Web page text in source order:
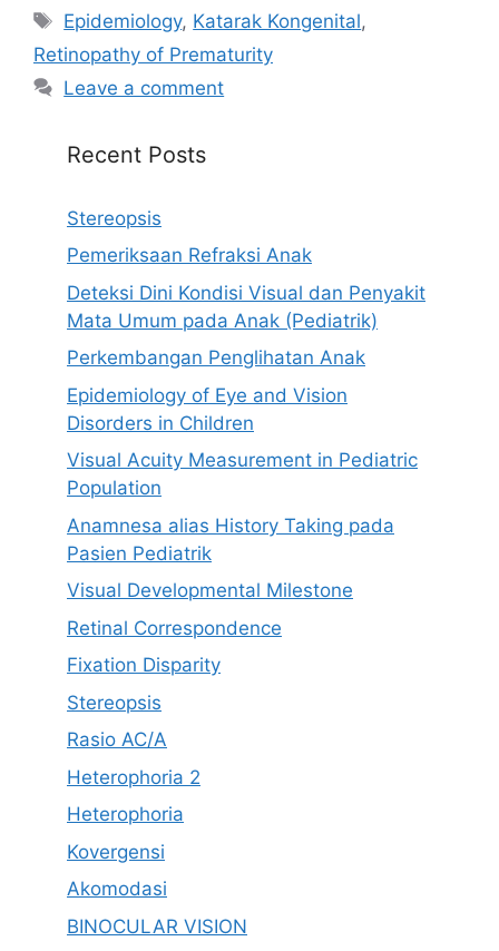
Tags
Epidemiology, Katarak Kongenital,
Retinopathy of Prematurity
Leave a comment
Recent Posts
Stereopsis
Pemeriksaan Refraksi Anak
Deteksi Dini Kondisi Visual dan Penyakit
Mata Umum pada Anak (Pediatrik)
Perkembangan Penglihatan Anak
Epidemiology of Eye and Vision
Disorders in Children
Visual Acuity Measurement in Pediatric
Population
Anamnesa alias History Taking pada
Pasien Pediatrik
Visual Developmental Milestone
Retinal Correspondence
Fixation Disparity
Stereopsis
Rasio AC/A
Heterophoria 2
Heterophoria
Kovergensi
Akomodasi
BINOCULAR VISION